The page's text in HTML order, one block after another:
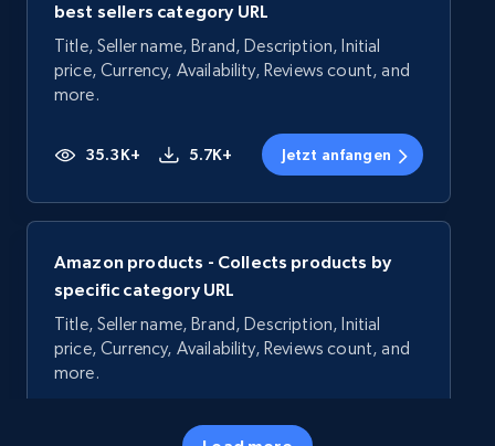
best sellers category URL
Title, Seller name, Brand, Description, Initial
price, Currency, Availability, Reviews count, and
more.
35.3K+ 5.7K+ Jetzt anfangen
Amazon products - Collects products by
specific category URL
Title, Seller name, Brand, Description, Initial
price, Currency, Availability, Reviews count, and
more.
5.7K+ Jetzt anfangen